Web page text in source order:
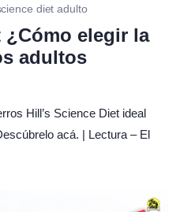
diet adulto
¿Cómo elegir la
adultos
Hill’s Science Diet ideal
acá. | Lectura – El